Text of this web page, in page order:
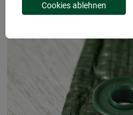
Cookies ablehnen